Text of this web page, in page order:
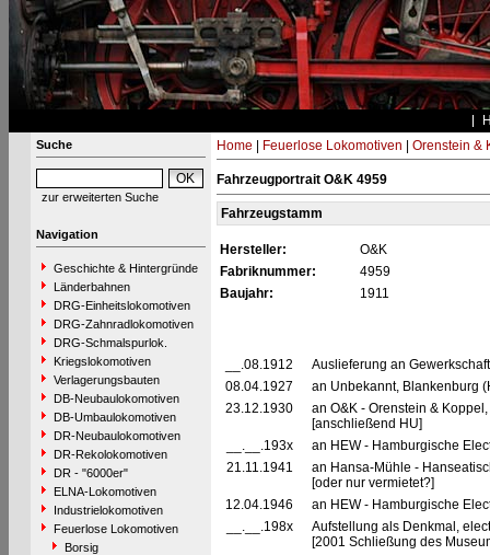
Suche
zur erweiterten Suche
Navigation
Geschichte & Hintergründe
Länderbahnen
DRG-Einheitslokomotiven
DRG-Zahnradlokomotiven
DRG-Schmalspurlok.
Kriegslokomotiven
Verlagerungsbauten
DB-Neubaulokomotiven
DB-Umbaulokomotiven
DR-Neubaulokomotiven
DR-Rekolokomotiven
DR - "6000er"
ELNA-Lokomotiven
Industrielokomotiven
Feuerlose Lokomotiven
Borsig
Home Feuerlose Lokomotiven Orenstein &
Fahrzeugportrait O&K 4959
Fahrzeugstamm
Hersteller:
O&K
Fabriknummer:
4959
Baujahr:
1911
__.08.1912
Auslieferung an
08.04.1927
an Unbekannt, Blankenburg
23.12.1930
an O&K - Orenstein &
[anschließend HU]
__.__.193x
an HEW - Hamburgische
21.11.1941
an Hansa-Mühle -
[oder nur vermietet?]
12.04.1946
an HEW - Hamburgische
__.__.198x
Aufstellung als Denkmal,
[2001 Schließung des